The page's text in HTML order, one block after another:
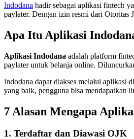
Indodana hadir sebagai aplikasi fintech
paylater. Dengan izin resmi dari Otoritas
Apa Itu Aplikasi
Aplikasi Indodana adalah platform
paylater untuk belanja online.
Indodana dapat diakses melalui aplikasi
yang baik, pengguna bisa mendapatkan
7 Alasan Mengapa
1. Terdaftar dan Diawasi OJK